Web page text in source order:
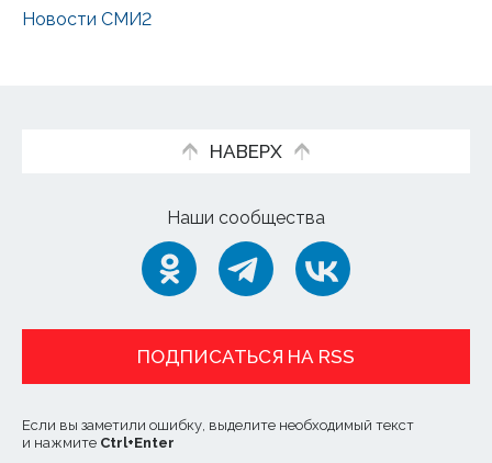
Новости СМИ2
НАВЕРХ
Наши сообщества
ПОДПИСАТЬСЯ НА RSS
Если вы заметили ошибку, выделите необходимый текст
и нажмите Ctrl+Enter